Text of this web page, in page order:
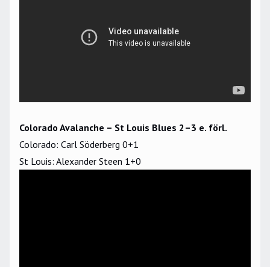
Colorado Avalanche – St Louis Blues 2–3 e. förl.
Colorado: Carl Söderberg 0+1
St Louis: Alexander Steen 1+0